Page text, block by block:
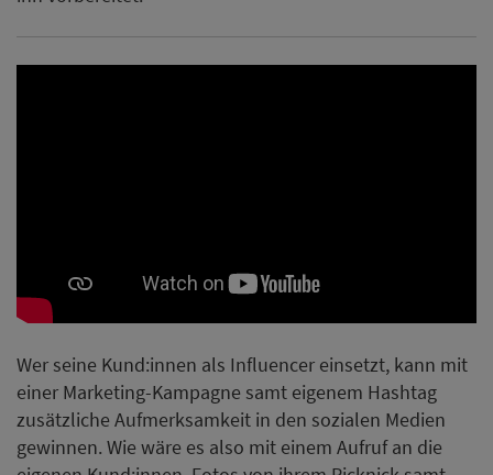
werden weitere Gäste aus dem Netzwerk dazu
angeregt, demnächst auch im Park Pizza, Sushi oder
Burger zu bestellen.